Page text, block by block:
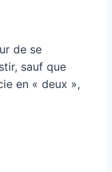
de se
sauf que
en « deux »,